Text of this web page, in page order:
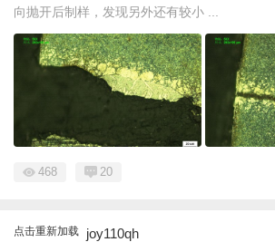
向抛开后制样，发现另外还有较小 ...
468 20
点击重新加载 joy110qh